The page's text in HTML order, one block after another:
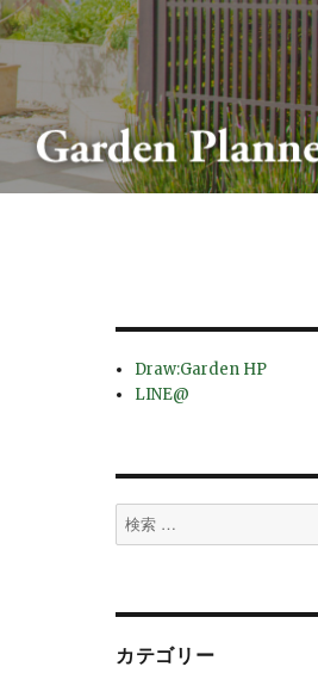
Draw:Garden HP
LINE@
検
索
カテゴリー